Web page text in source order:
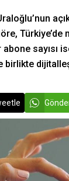
Türkiye’de
sayısı
birlikte